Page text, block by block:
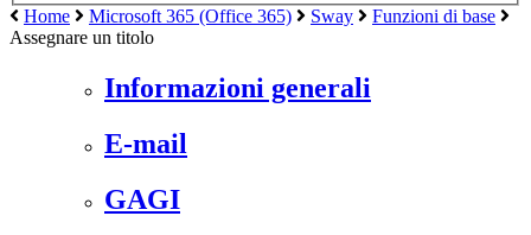
Home Microsoft 365 (Office 365) Sway
Funzioni di base
Assegnare un titolo
Informazioni generali
E-mail
GAGI